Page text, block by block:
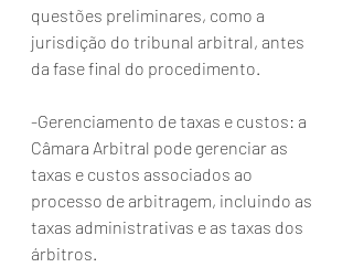
questões preliminares, como a
jurisdição do tribunal arbitral, antes
da fase final do procedimento.
-Gerenciamento de taxas e custos: a
Câmara Arbitral pode gerenciar as
taxas e custos associados ao
processo de arbitragem, incluindo as
taxas administrativas e as taxas dos
árbitros.